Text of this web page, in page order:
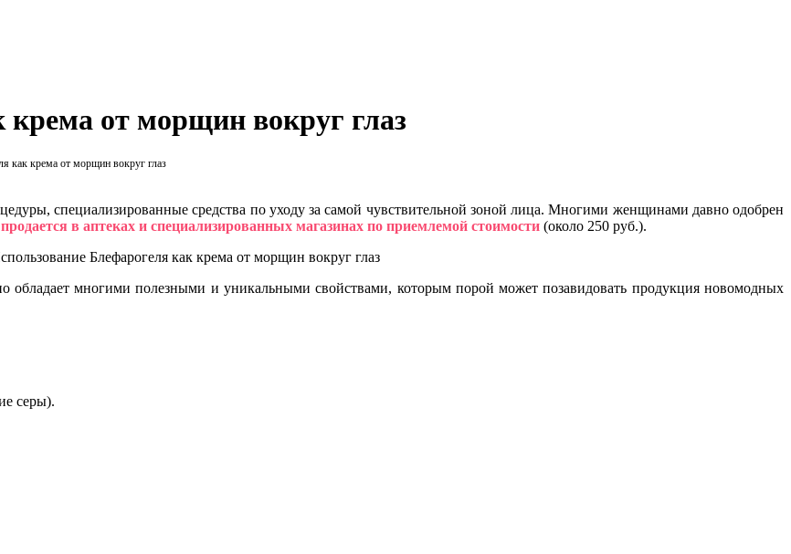
крема от морщин вокруг глаз
как крема от морщин вокруг глаз
специализированные средства по уходу за самой чувствительной зоной лица. Многими женщинами давно одобрен
в аптеках и специализированных магазинах по приемлемой стоимости (около 250 руб.).
многими полезными и уникальными свойствами, которым порой может позавидовать продукция новомодных
серы).